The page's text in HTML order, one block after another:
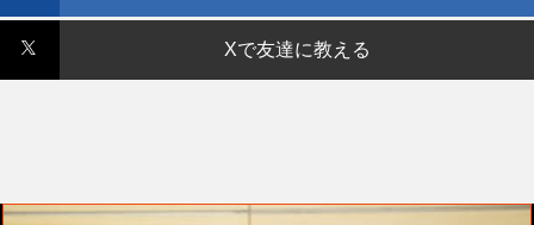
Xで友達に教える